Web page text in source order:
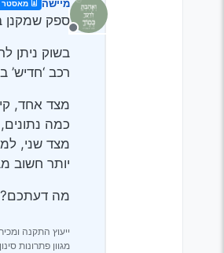
מנותק
מיישה מאסטר
ספק שמקנן
רכב ‘חדיש’ בסביבות ה2012/
מצד אחד,
כמה
מצד שני,
יותר חשוב
מה
ייעוץ התקנה
מגוון פתרונות